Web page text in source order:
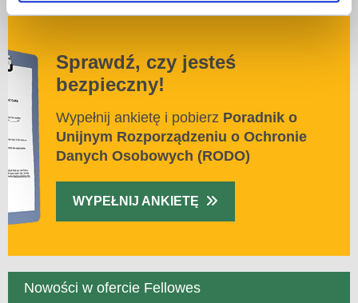
Sprawdź, czy jesteś
bezpieczny!
Wypełnij ankietę i pobierz Poradnik o
Unijnym Rozporządzeniu o Ochronie
Danych Osobowych (RODO)
WYPEŁNIJ ANKIETĘ
Nowości w ofercie Fellowes